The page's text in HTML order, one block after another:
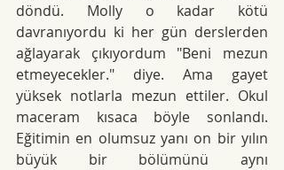
döndü. Molly o kadar kötü
davranıyordu ki her gün derslerden
ağlayarak çıkıyordum "Beni mezun
etmeyecekler." diye. Ama gayet
yüksek notlarla mezun ettiler. Okul
maceram kısaca böyle sonlandı.
Eğitimin en olumsuz yanı on bir yılın
büyük bir bölümünü aynı